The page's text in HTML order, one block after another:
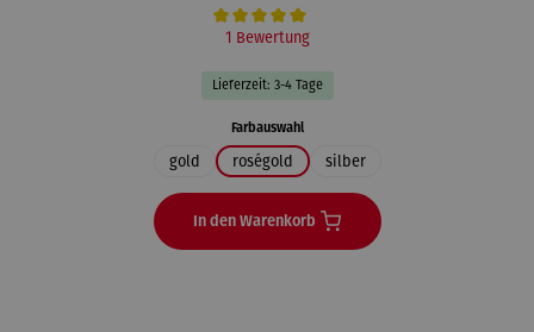
Durchschnittliche Bewertung von 5 von 5 Sternen
1 Bewertung
Lieferzeit: 3-4 Tage
Farbauswahlauswählen
gold roségold silber
In den Warenkorb